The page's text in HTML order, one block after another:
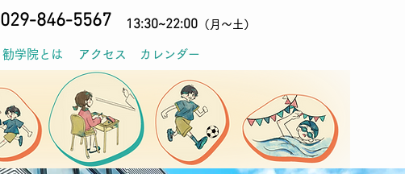
029-846-5567 13:30~22:00 （月〜土）
勧学院とは アクセス カレンダー